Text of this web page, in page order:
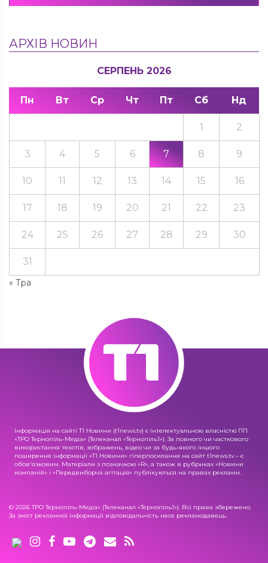
АРХІВ НОВИН
СЕРПЕНЬ 2026
Пн Вт Ср Чт Пт Сб Нд
« Тра
1 2
3 4 5 6 7 8 9
10 11 12 13 14 15 16
17 18 19 20 21 22 23
24 25 26 27 28 29 30
31
Інформація на сайті Т1 Новини (t1news.tv) є інтелектуальною власністю ПП
«ТРО Тернопіль-Медіа» (Телеканал «Тернопіль1»). За повного чи часткового
використання текстів, зображень, відео чи за будь-якого іншого
поширення інформації «Т1 Новини» гіперпосилання на сайт t1news.tv – є
обов'язковим. Матеріали з позначкою «R», а також в рубриках «Новини
компаній» і «Передвиборча агітація» публікуються на правах реклами.
© 2026 ТРО Тернопіль-Медіа» (Телеканал «Тернопіль1»). Всі права збережено.
За зміст рекламної інформації відповідальність несе рекламодавець.